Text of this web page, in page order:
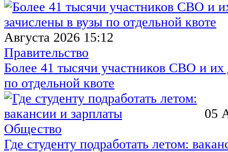
Августа 2026 15:12
Правительство
Более 41 тысячи участников СВО и их
по отдельной квоте
05
Общество
Где студенту подработать летом: